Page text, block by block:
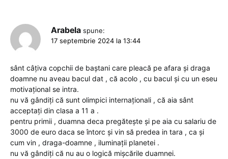
Arabela spune:
17 septembrie 2024 la 13:44
sânt câțiva copchii de baștani care pleacă pe afara și draga
doamne nu aveau bacul dat , că acolo , cu bacul și cu un eseu
motivațional se intra.
nu vă gândiți că sunt olimpici internaționali , că aia sânt
acceptați din clasa a 11 a .
pentru primii , duamna deca pregătește și pe aia cu salariu de
3000 de euro daca se întorc și vin să predea in tara , ca și
cum vin , draga-doamne , iluminații planetei .
nu vă gândiți că nu au o logică mișcările duamnei.